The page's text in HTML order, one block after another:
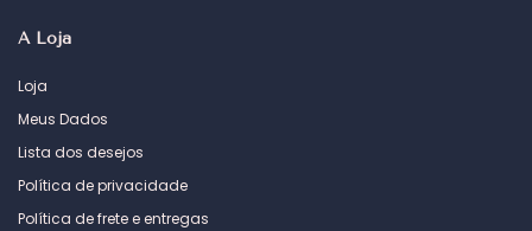
A Loja
Loja
Meus Dados
Lista dos desejos
Política de privacidade
Política de frete e entregas